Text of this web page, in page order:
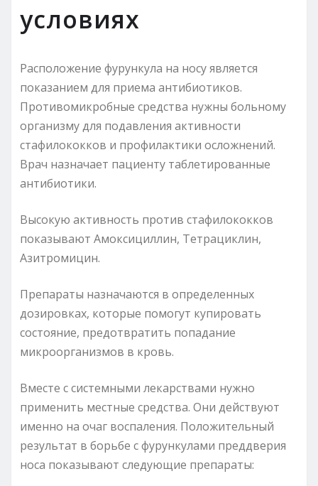
условиях
Расположение фурункула на носу является
показанием для приема антибиотиков.
Противомикробные средства нужны больному
организму для подавления активности
стафилококков и профилактики осложнений.
Врач назначает пациенту таблетированные
антибиотики.
Высокую активность против стафилококков
показывают Амоксициллин, Тетрациклин,
Азитромицин.
Препараты назначаются в определенных
дозировках, которые помогут купировать
состояние, предотвратить попадание
микроорганизмов в кровь.
Вместе с системными лекарствами нужно
применить местные средства. Они действуют
именно на очаг воспаления. Положительный
результат в борьбе с фурункулами преддверия
носа показывают следующие препараты: